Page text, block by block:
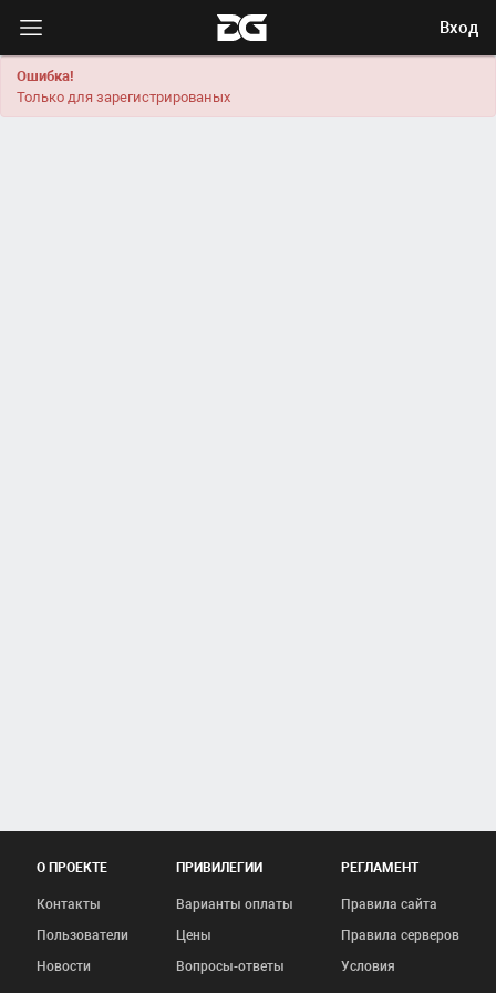
Вход
Ошибка!
Только для зарегистрированых
О ПРОЕКТЕ
Контакты
Пользователи
Новости
ПРИВИЛЕГИИ
Варианты оплаты
Цены
Вопросы-ответы
РЕГЛАМЕНТ
Правила сайта
Правила серверов
Условия